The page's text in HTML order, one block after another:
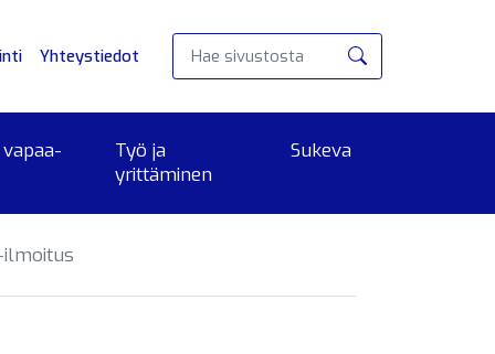
Yhteystiedot
Hae
Työ ja
yrittäminen
Sukeva
ilmoitus